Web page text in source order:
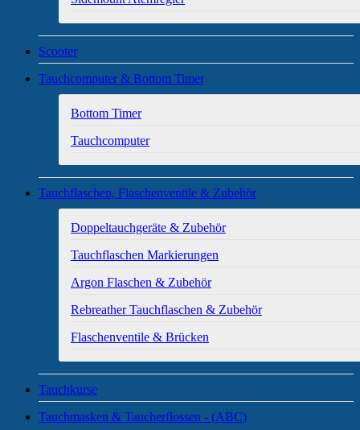
Scooter
Tauchcomputer & Bottom Timer
Bottom Timer
Tauchcomputer
Tauchflaschen, Flaschenventile & Zubehör
Doppeltauchgeräte & Zubehör
Tauchflaschen Markierungen
Argon Flaschen & Zubehör
Rebreather Tauchflaschen & Zubehör
Flaschenventile & Brücken
Tauchkurse
Tauchmasken & Taucherflossen - (ABC)